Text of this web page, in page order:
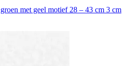
met geel motief 28 – 43 cm 3 cm